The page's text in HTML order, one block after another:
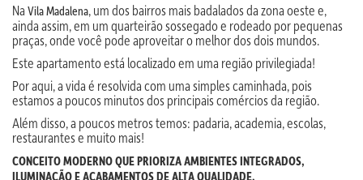
Na VilaMadalena, um dos bairros mais badalados da zona oeste e,
ainda assim, em um quarteirão sossegado e rodeado por pequenas
praças, onde você pode aproveitar o melhor dos dois mundos.
Este apartamento está localizado em uma região privilegiada!
Por aqui, a vida é resolvida com uma simples caminhada, pois
estamos a poucos minutos dos principais comércios da região.
Além disso, a poucos metros temos: padaria, academia, escolas,
restaurantes e muito mais!
CONCEITO MODERNO QUE PRIORIZA AMBIENTES INTEGRADOS,
ILUMINAÇÃO E ACABAMENTOS DE ALTA QUALIDADE.